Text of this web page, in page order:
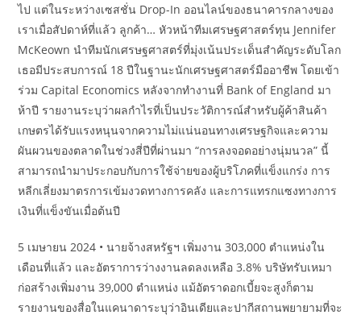
ไป แต่ในระหว่างเซสชั่น Drop-In ออนไลน์ของธนาคารกลางของ
เราเมื่อสัปดาห์ที่แล้ว ลูกค้า… หัวหน้าทีมเศรษฐศาสตร์ทุน Jennifer
McKeown นำทีมนักเศรษฐศาสตร์ที่มุ่งเน้นประเด็นสำคัญระดับโลก
เธอมีประสบการณ์ 18 ปีในฐานะนักเศรษฐศาสตร์มืออาชีพ โดยเข้า
ร่วม Capital Economics หลังจากทำงานที่ Bank of England มา
ห้าปี รายงานระบุว่าผลกำไรที่เป็นประวัติการณ์สำหรับผู้ค้าสินค้า
เกษตรได้รับแรงหนุนจากความไม่แน่นอนทางเศรษฐกิจและความ
ผันผวนของตลาดในช่วงสี่ปีที่ผ่านมา “การลงจอดอย่างนุ่มนวล” นี้
สามารถนำมาประกอบกับการใช้จ่ายของผู้บริโภคที่แข็งแกร่ง การ
หลีกเลี่ยงมาตรการเข้มงวดทางการคลัง และการแทรกแซงทางการ
เงินที่แข็งขันเมื่อต้นปี
5 เมษายน 2024 • นายจ้างสหรัฐฯ เพิ่มงาน 303,000 ตำแหน่งใน
เดือนที่แล้ว และอัตราการว่างงานลดลงเหลือ 3.8% บริษัทรับเหมา
ก่อสร้างเพิ่มงาน 39,000 ตำแหน่ง แม้อัตราดอกเบี้ยจะสูงก็ตาม
รายงานของสื่อในแคนาดาระบุว่าอินเดียและปากีสถานพยายามที่จะ